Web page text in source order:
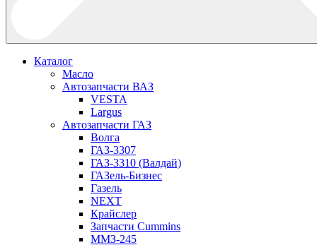
Каталог
Масло
Автозапчасти ВАЗ
VESTA
Largus
Автозапчасти ГАЗ
Волга
ГАЗ-3307
ГАЗ-3310 (Валдай)
ГАЗель-Бизнес
Газель
NEXT
Крайслер
Запчасти Cummins
ММЗ-245